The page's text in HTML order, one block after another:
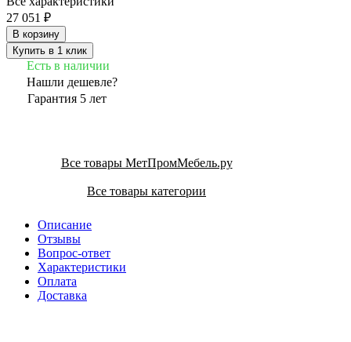
27 051 ₽
В корзину
Купить в 1 клик
Есть в наличии
Нашли дешевле?
Гарантия 5 лет
Все товары МетПромМебель.ру
Все товары категории
Описание
Отзывы
Вопрос-ответ
Характеристики
Оплата
Доставка